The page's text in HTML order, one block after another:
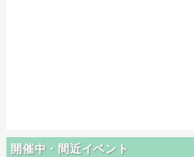
開催中・間近イベント